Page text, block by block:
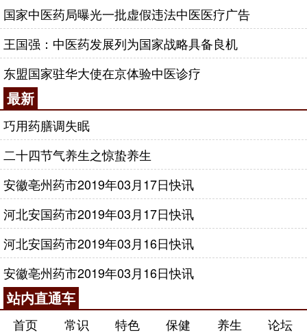
现代化专科医院。
咨询电话：010-87876186
国家中医药局曝光一批虚假违法中医医疗广告
王国强：中医药发展列为国家战略具备良机
东盟国家驻华大使在京体验中医诊疗
最新
巧用药膳调失眠
二十四节气养生之惊蛰养生
安徽亳州药市2019年03月17日快讯
河北安国药市2019年03月17日快讯
河北安国药市2019年03月16日快讯
安徽亳州药市2019年03月16日快讯
站内直通车
首页 常识 特色 保健 养生 论坛